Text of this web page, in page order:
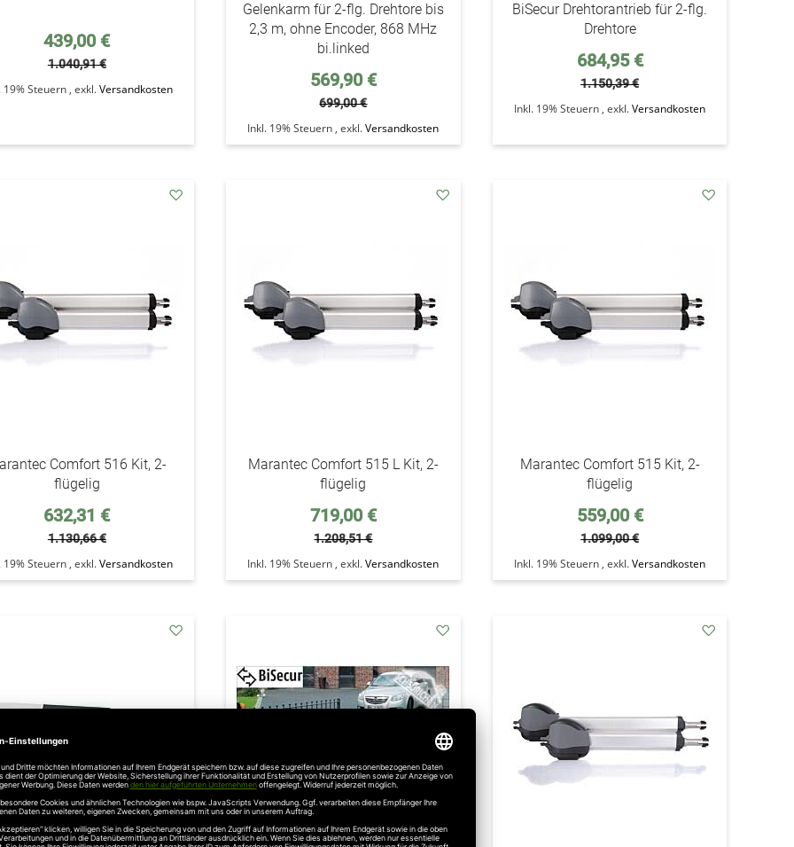
Sonderpreis
439,00 €
1.040,91 €
19% Steuern , exkl.Versandkosten
Gelenkarm für 2-flg. Drehtore bis
2,3 m, ohne Encoder, 868 MHz
bi.linked
Sonderpreis
569,90 €
699,00 €
Inkl. 19% Steuern ,exkl.Versandkosten
BiSecur Drehtorantrieb für 2-flg.
Drehtore
Sonderpreis
684,95 €
1.150,39 €
Inkl. 19% Steuern ,exkl.Versandkosten
Comfort 516 Kit, 2-
flügelig
Sonderpreis
632,31 €
1.130,66 €
19% Steuern , exkl.Versandkosten
Marantec Comfort 515 L Kit, 2-
flügelig
Sonderpreis
719,00 €
1.208,51 €
Inkl. 19% Steuern ,exkl.Versandkosten
Marantec Comfort 515 Kit, 2-
flügelig
Sonderpreis
559,00 €
1.099,00 €
Inkl. 19% Steuern ,exkl.Versandkosten
Wunschzettel
den
Wunschzettel